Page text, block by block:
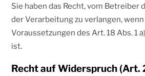
Sie haben das Recht, vom Betreiber
der Verarbeitung zu verlangen,
Voraussetzungen des Art. 18 Abs. 1
ist.
Recht auf Widerspruch (Art.